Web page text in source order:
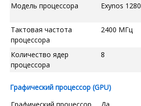
Модель процессора
Exynos 1280
Тактовая частота
процессора
2400 МГц
Количество ядер
процессора
8
Графический процессор (GPU)